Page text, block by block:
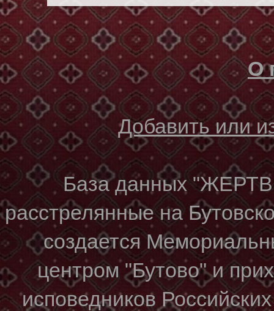
О
Добавить или
База данных
расстрелянные на
создается
центром "Бутово" и
исповедников